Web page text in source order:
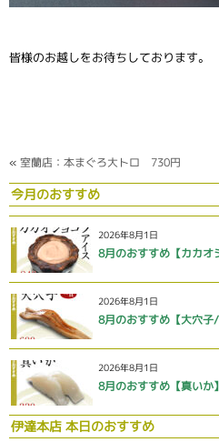
皆様のお越しをお待ちしております。
« 室蘭店：本まぐろ大トロ 730円
今月のおすすめ
2026年8月1日
8月のおすすめ【カカオ
2026年8月1日
8月のおすすめ【大穴子/
2026年8月1日
8月のおすすめ【真いか】
伊達本店 本日のおすすめ